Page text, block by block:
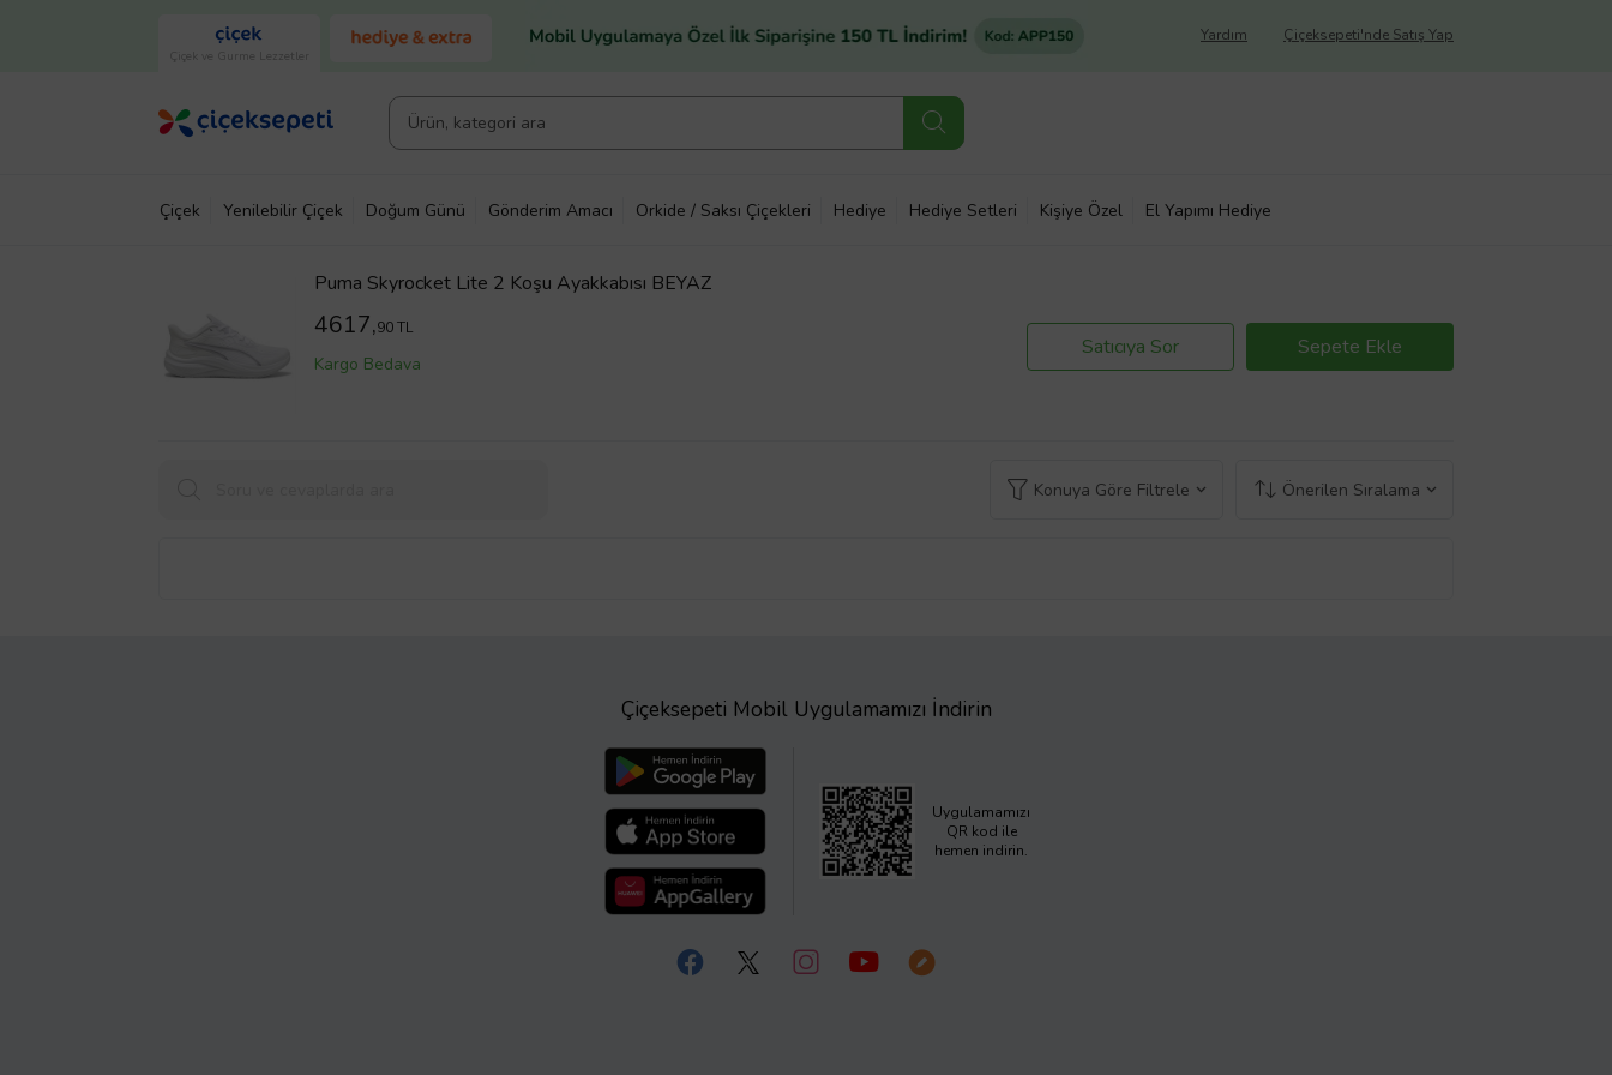
Çiçek ve Gurme Lezzetler
Çiçeksepeti'nde Satış Yap
Yardım
Çiçek Yenilebilir Çiçek Doğum Günü Gönderim Amacı Orkide / Saksı Çiçekleri Hediye Hediye Setleri Kişiye Özel El Yapımı Hediye
Puma Skyrocket Lite 2 Koşu Ayakkabısı BEYAZ
4617,90 TL
Kargo Bedava
Satıcıya Sor Sepete Ekle
Konuya Göre Filtrele Önerilen Sıralama
Çiçeksepeti Mobil Uygulamamızı İndirin
Uygulamamızı
QR kod ile
hemen indirin.